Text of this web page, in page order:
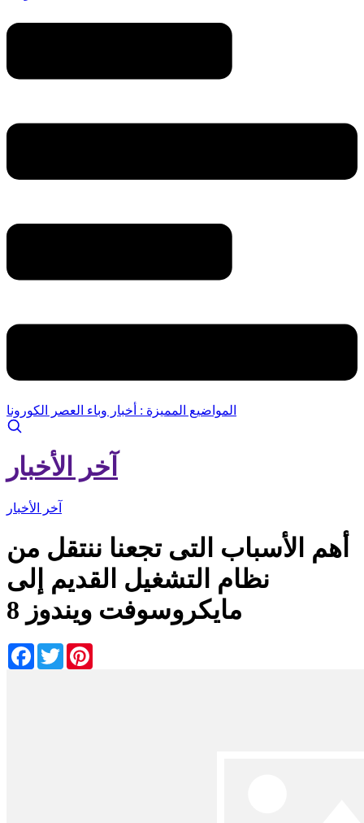
المواضيع المميزة : أخبار وباء العصر الكورونا
آخر الأخبار
آخر الأخبار
أهم الأسباب التى تجعنا ننتقل من
نظام التشغيل القديم إلى
مايكروسوفت ويندوز 8
Facebook
Twitter